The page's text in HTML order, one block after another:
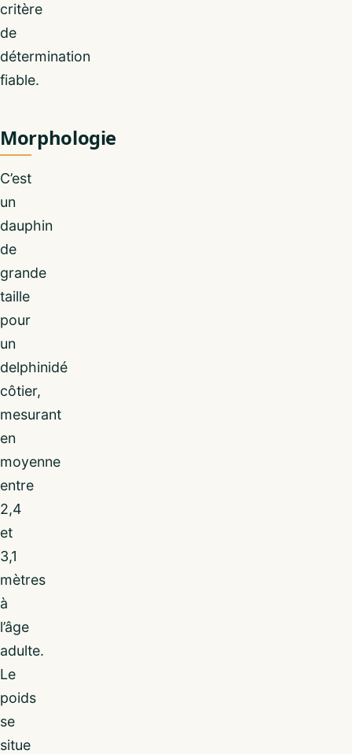
critère
de
détermination
fiable.
Morphologie
C’est
un
dauphin
de
grande
taille
pour
un
delphinidé
côtier,
mesurant
en
moyenne
entre
2,4
et
3,1
mètres
à
l’âge
adulte.
Le
poids
se
situe